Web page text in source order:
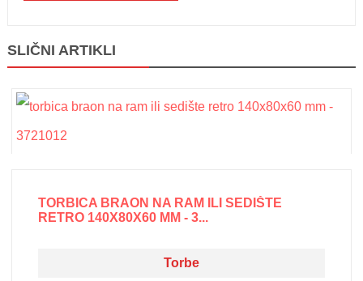
SLIČNI ARTIKLI
TORBICA BRAON NA RAM ILI SEDIŠTE
RETRO 140X80X60 MM - 3...
Torbe